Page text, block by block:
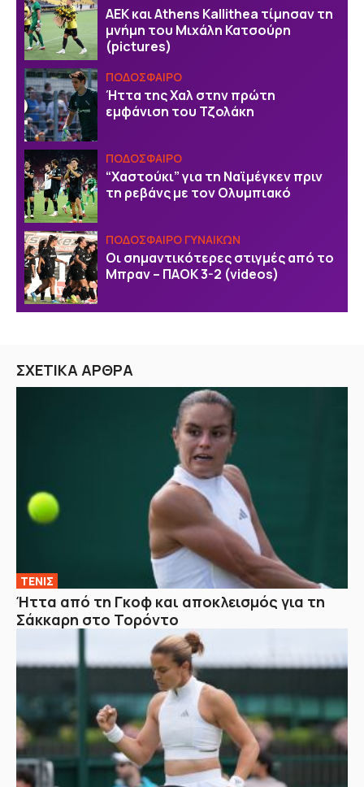
ΑΕΚ και Athens Kallithea τίμησαν τη
μνήμη του Μιχάλη Κατσούρη
(pictures)
ΠΟΔΟΣΦΑΙΡΟ
Ήττα της Χαλ στην πρώτη
εμφάνιση του Τζολάκη
ΠΟΔΟΣΦΑΙΡΟ
“Χαστούκι” για τη Ναϊμέγκεν πριν
τη ρεβάνς με τον Ολυμπιακό
ΠΟΔΟΣΦΑΙΡΟ ΓΥΝΑΙΚΩΝ
Οι σημαντικότερες στιγμές από το
Μπραν – ΠΑΟΚ 3-2 (videos)
ΣΧΕΤΙΚΑ ΑΡΘΡΑ
ΤΕΝΙΣ
Ήττα από τη Γκοφ και αποκλεισμός για τη
Σάκκαρη στο Τορόντο